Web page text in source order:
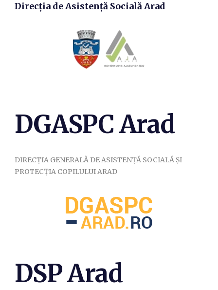
Direcția de Asistență Socială Arad
DGASPC Arad
DIRECȚIA GENERALĂ DE ASISTENȚĂ SOCIALĂ ȘI
PROTECȚIA COPILULUI ARAD
DSP Arad